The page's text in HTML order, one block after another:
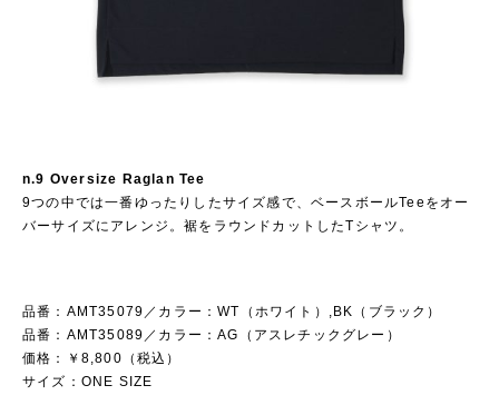
n.9 Oversize Raglan Tee
9つの中では一番ゆったりしたサイズ感で、ベースボールTeeをオー
バーサイズにアレンジ。裾をラウンドカットしたTシャツ。
品番：AMT35079／カラー：WT（ホワイト）,BK（ブラック）
品番：AMT35089／カラー：AG（アスレチックグレー）
価格：￥8,800（税込）
サイズ：ONE SIZE